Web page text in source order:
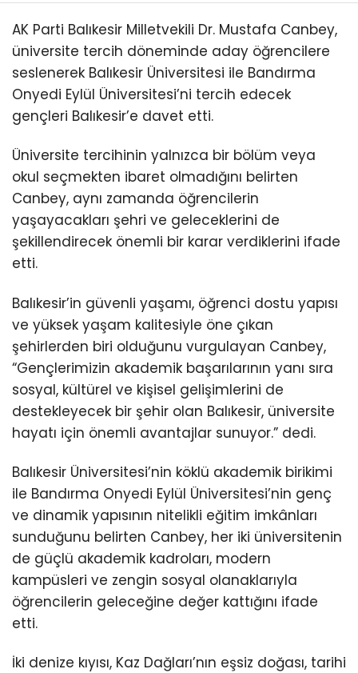
AK Parti Balıkesir Milletvekili Dr. Mustafa Canbey,
üniversite tercih döneminde aday öğrencilere
seslenerek Balıkesir Üniversitesi ile Bandırma
Onyedi Eylül Üniversitesi’ni tercih edecek
gençleri Balıkesir’e davet etti.
Üniversite tercihinin yalnızca bir bölüm veya
okul seçmekten ibaret olmadığını belirten
Canbey, aynı zamanda öğrencilerin
yaşayacakları şehri ve geleceklerini de
şekillendirecek önemli bir karar verdiklerini ifade
etti.
Balıkesir’in güvenli yaşamı, öğrenci dostu yapısı
ve yüksek yaşam kalitesiyle öne çıkan
şehirlerden biri olduğunu vurgulayan Canbey,
“Gençlerimizin akademik başarılarının yanı sıra
sosyal, kültürel ve kişisel gelişimlerini de
destekleyecek bir şehir olan Balıkesir, üniversite
hayatı için önemli avantajlar sunuyor.” dedi.
Balıkesir Üniversitesi’nin köklü akademik birikimi
ile Bandırma Onyedi Eylül Üniversitesi’nin genç
ve dinamik yapısının nitelikli eğitim imkânları
sunduğunu belirten Canbey, her iki üniversitenin
de güçlü akademik kadroları, modern
kampüsleri ve zengin sosyal olanaklarıyla
öğrencilerin geleceğine değer kattığını ifade
etti.
İki denize kıyısı, Kaz Dağları’nın eşsiz doğası, tarihi